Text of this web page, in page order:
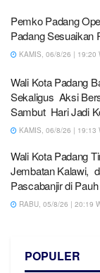
Pemko Padang
Padang Sesuaikan
KAMIS, 06/8/26 | 19:20
Wali Kota Padang
Sekaligus Aksi
Sambut Hari Jadi
KAMIS, 06/8/26 | 19:13
Wali Kota Padang
Jembatan Kalawi,
Pascabanjir di Pauh
RABU, 05/8/26 | 20:19
POPULER